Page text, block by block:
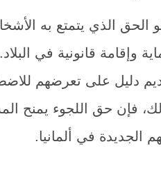
الحق الذي يتمتع به
وإقامة قانونية في
دليل على تعرضهم
فإن حق اللجوء يمنح
الجديدة في ألمانيا.